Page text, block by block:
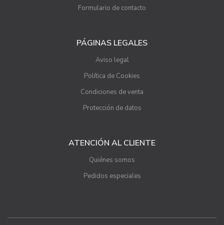
Formulario de contacto
PÁGINAS LEGALES
Aviso legal
Política de Cookies
Condiciones de venta
Protección de datos
ATENCIÓN AL CLIENTE
Quiénes somos
Pedidos especiales